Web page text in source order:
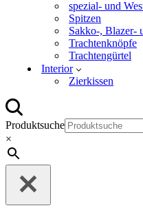
spezial- und
Spitzen
Sakko-, Blazer-
Trachtenknöpfe
Trachtengürtel
Interior
Zierkissen
Produktsuche
×